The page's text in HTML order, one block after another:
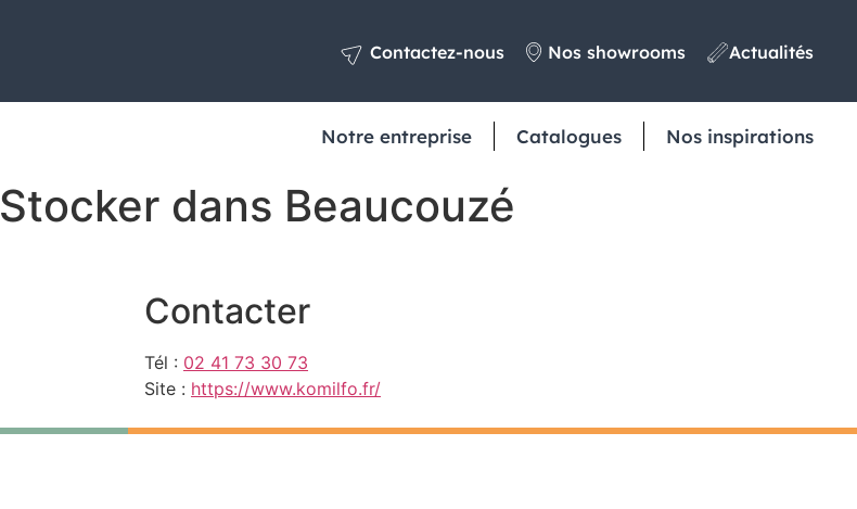
Contactez-nous Nos showrooms Actualités
Notre entreprise Catalogues Nos inspirations
Stocker dans Beaucouzé
Contacter
Tél : 02 41 73 30 73
Site : https://www.komilfo.fr/